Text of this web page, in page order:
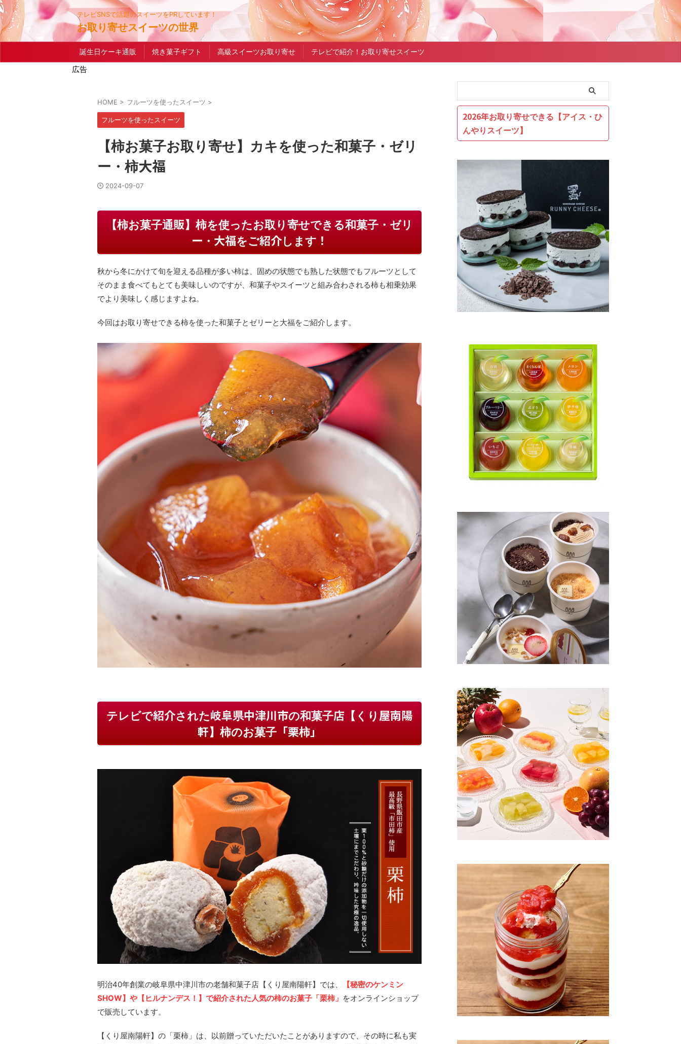
テレビSNSで話題のスイーツをPRしています！
お取り寄せスイーツの世界
誕生日ケーキ通販 焼き菓子ギフト 高級スイーツお取り寄せ テレビで紹介！お取り寄せスイーツ
広告
HOME > フルーツを使ったスイーツ >
フルーツを使ったスイーツ
【柿お菓子お取り寄せ】カキを使った和菓子・ゼリ
ー・柿大福
2024-09-07
【柿お菓子通販】柿を使ったお取り寄せできる和菓子・ゼリ
ー・大福をご紹介します！
秋から冬にかけて旬を迎える品種が多い柿は、固めの状態でも熟した状態でもフルーツとして
そのまま食べてもとても美味しいのですが、和菓子やスイーツと組み合わされる柿も相乗効果
でより美味しく感じますよね。
今回はお取り寄せできる柿を使った和菓子とゼリーと大福をご紹介します。
テレビで紹介された岐阜県中津川市の和菓子店【くり屋南陽
軒】柿のお菓子「栗柿」
明治40年創業の岐阜県中津川市の老舗和菓子店【くり屋南陽軒】では、
【秘密のケンミン
SHOW】や【ヒルナンデス！】で紹介された人気の柿のお菓子「栗柿」 をオンラインショップ
で販売しています。
【くり屋南陽軒】の「栗柿」は、以前贈っていただいたことがありますので、その時に私も実
2026年お取り寄せできる【アイス・ひ
んやりスイーツ】